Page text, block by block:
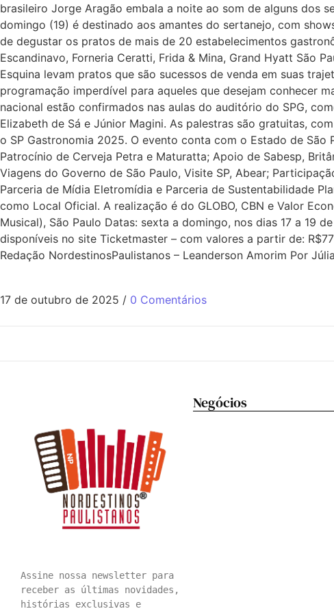
brasileiro Jorge Aragão embala a noite ao som de alguns dos
domingo (19) é destinado aos amantes do sertanejo, com
de degustar os pratos de mais de 20 estabelecimentos
Escandinavo, Forneria Ceratti, Frida & Mina, Grand Hyatt São
Esquina levam pratos que são sucessos de venda em suas
programação imperdível para aqueles que desejam conhecer
nacional estão confirmados nas aulas do auditório do SPG,
Elizabeth de Sá e Júnior Magini. As palestras são gratuitas,
o SP Gastronomia 2025. O evento conta com o Estado de
Patrocínio de Cerveja Petra e Maturatta; Apoio de Sabesp,
Viagens do Governo de São Paulo, Visite SP, Abear;
Parceria de Mídia Eletromídia e Parceria de Sustentabilidade
como Local Oficial. A realização é do GLOBO, CBN e Valor
Musical), São Paulo Datas: sexta a domingo, nos dias 17 a 19
disponíveis no site Ticketmaster – com valores a partir de:
Redação NordestinosPaulistanos – Leanderson Amorim Por
17 de outubro de 2025 / 0 Comentários
Assine nossa newsletter para
receber as últimas novidades,
histórias exclusivas e
Negócios